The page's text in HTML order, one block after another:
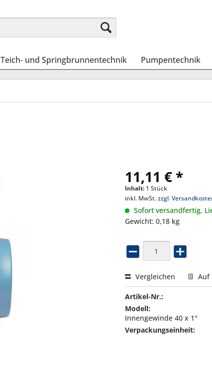
Teich- und Springbrunnentechnik Pumpentechnik
11,11 € *
Inhalt: 1 Stück
inkl. MwSt.zzgl.
Sofort versandfertig,
Gewicht: 0,18 kg
Vergleichen Auf
Artikel-Nr.:
Modell:
Innengewinde 40 x 1"
Verpackungseinheit: